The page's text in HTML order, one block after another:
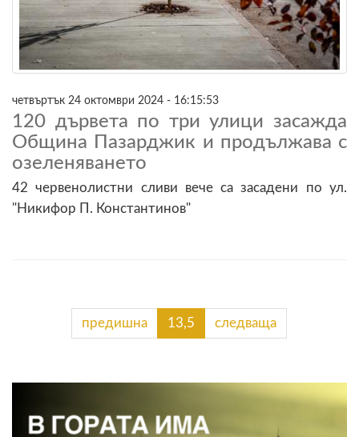
четвъртък 24 октомври 2024 - 16:15:53
120 дървета по три улици засажда
Община Пазарджик и продължава с
озеленяването
42 червенолистни сливи вече са засадени по ул.
"Никифор П. Константинов"
предишна 13,5 следваща